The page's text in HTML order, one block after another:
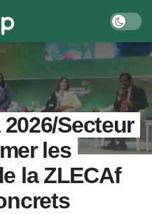
Secteur
les
la ZLECAf